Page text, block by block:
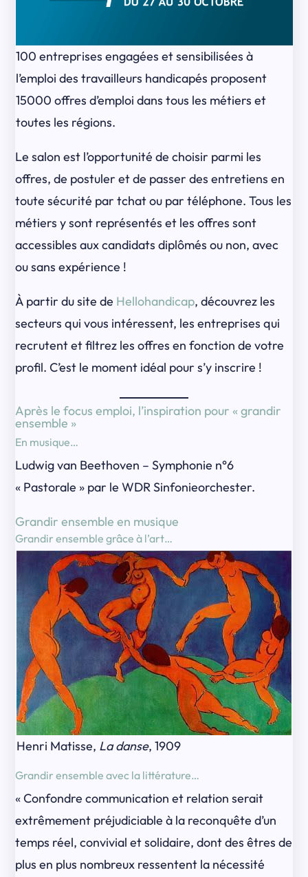
100 entreprises engagées et sensibilisées à
l’emploi des travailleurs handicapés proposent
15000 offres d’emploi dans tous les métiers et
toutes les régions.
Le salon est l’opportunité de choisir parmi les
offres, de postuler et de passer des entretiens en
toute sécurité par tchat ou par téléphone. Tous les
métiers y sont représentés et les offres sont
accessibles aux candidats diplômés ou non, avec
ou sans expérience !
À partir du site de Hellohandicap, découvrez les
secteurs qui vous intéressent, les entreprises qui
recrutent et filtrez les offres en fonction de votre
profil. C’est le moment idéal pour s’y inscrire !
Après le focus emploi, l’inspiration pour « grandir
ensemble »
En musique…
Ludwig van Beethoven – Symphonie n°6
« Pastorale » par le WDR Sinfonieorchester.
Grandir ensemble en musique
Grandir ensemble grâce à l’art…
Henri Matisse, La danse, 1909
Grandir ensemble avec la littérature…
« Confondre communication et relation serait
extrêmement préjudiciable à la reconquête d’un
temps réel, convivial et solidaire, dont des êtres de
plus en plus nombreux ressentent la nécessité